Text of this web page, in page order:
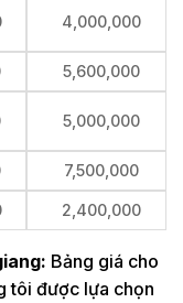
4,000,000
5,600,000
5,000,000
7,500,000
2,400,000
Bảng giá cho
tôi được lựa chọn